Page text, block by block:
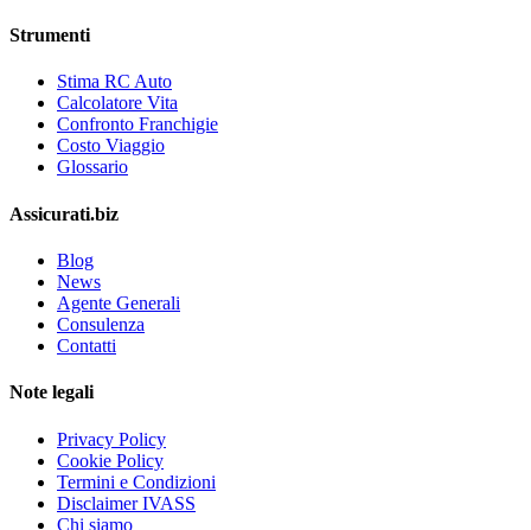
Strumenti
Stima RC Auto
Calcolatore Vita
Confronto Franchigie
Costo Viaggio
Glossario
Assicurati.biz
Blog
News
Agente Generali
Consulenza
Contatti
Note legali
Privacy Policy
Cookie Policy
Termini e Condizioni
Disclaimer IVASS
Chi siamo